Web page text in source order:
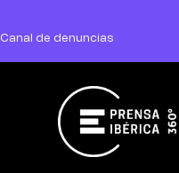
Canal de denuncias